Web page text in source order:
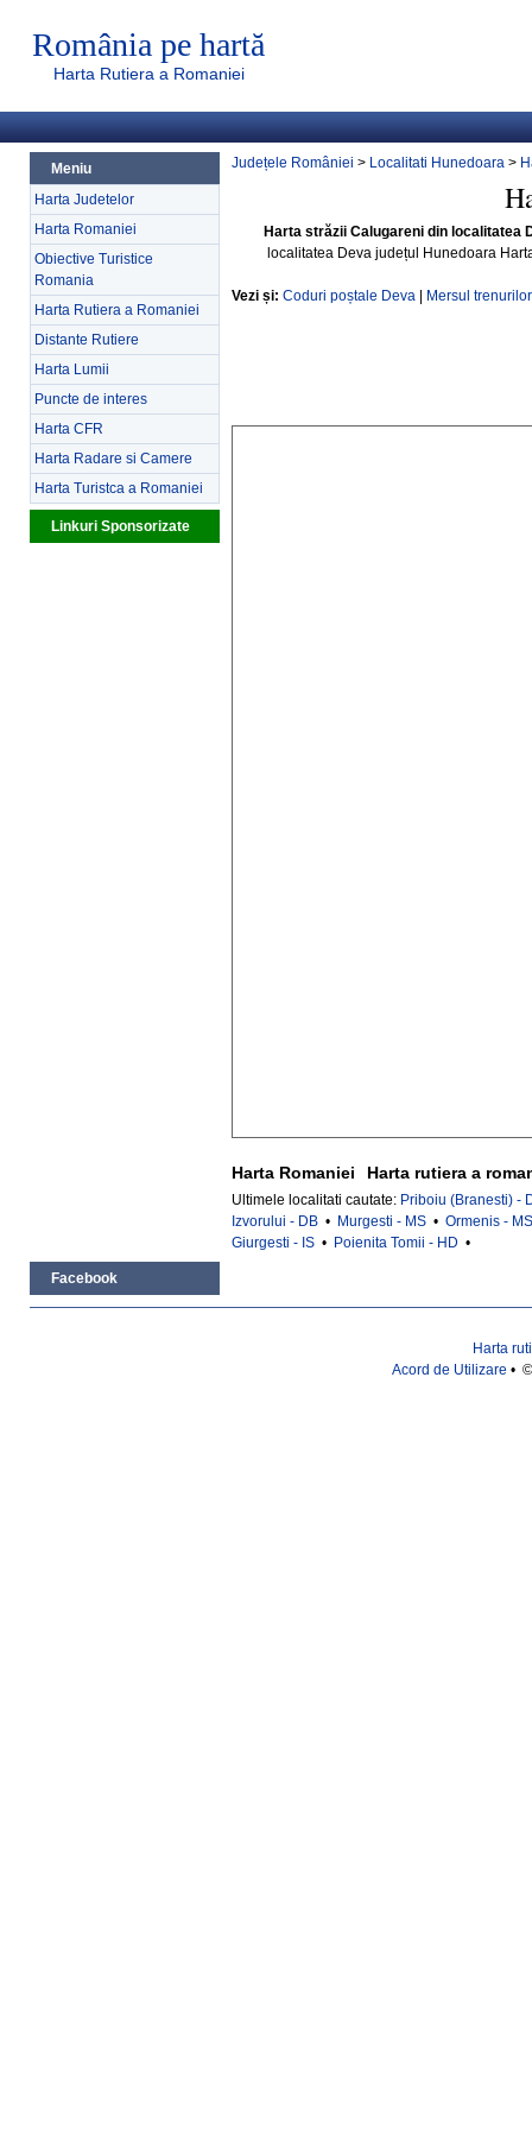
România pe hartă
Harta Rutiera a Romaniei
Meniu
Harta Judetelor
Harta Romaniei
Obiective Turistice
Romania
Harta Rutiera a Romaniei
Distante Rutiere
Harta Lumii
Puncte de interes
Harta CFR
Harta Radare si Camere
Harta Turistca a Romaniei
Linkuri Sponsorizate
Facebook
Județele României > Localitati Hunedoara >
Harta străzii Calugareni din localitatea
localitatea Deva județul Hunedoara
Vezi și: Coduri poștale Deva Mersul
Harta Romaniei Harta rutiera a
Ultimele localitati cautate: Priboiu (Branesti) -
Izvorului - DB • Murgesti - MS • Ormenis - MS
Giurgesti - IS • Poienita Tomii - HD •
Harta
Acord de Utilizare •